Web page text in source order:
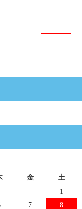
金
土
1
7 8